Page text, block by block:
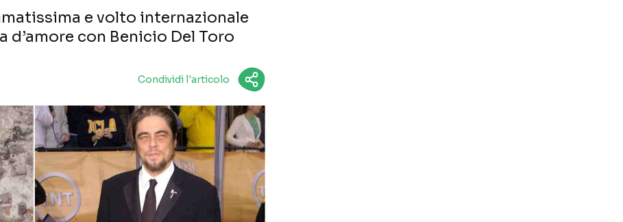
e volto internazionale
d’amore con Benicio Del Toro
Condividi l'articolo